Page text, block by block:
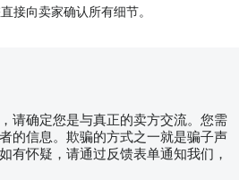
接向卖家确认所有细节。
请确定您是与真正的卖方交流。您需
的信息。欺骗的方式之一就是骗子声
有怀疑，请通过反馈表单通知我们，